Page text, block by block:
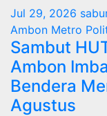
Jul 29, 2026
Ambon Metro
Sambut
Ambon
Bendera
Agustus